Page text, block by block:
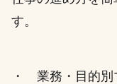
す。
・ 業務・目的別